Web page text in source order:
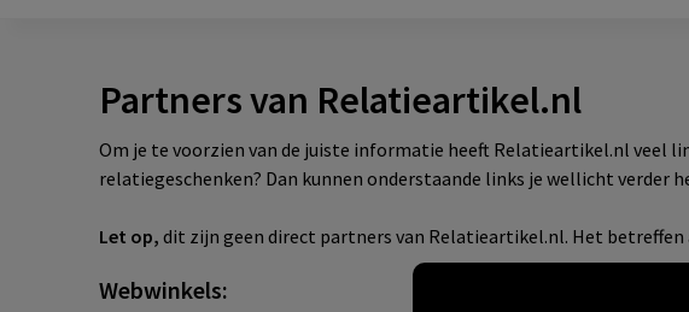
Partners van Relatieartikel.nl
Om je te voorzien van de juiste informatie heeft Relatieartikel.nl veel
relatiegeschenken? Dan kunnen onderstaande links je wellicht verder
Let op, dit zijn geen direct partners van Relatieartikel.nl. Het
Webwinkels: